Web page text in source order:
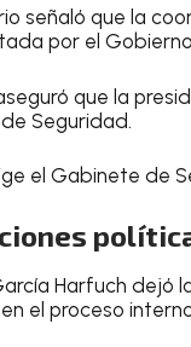
señaló que la
por el
que la
Seguridad.
el Gabinete de
Harfuch dejó
el proceso